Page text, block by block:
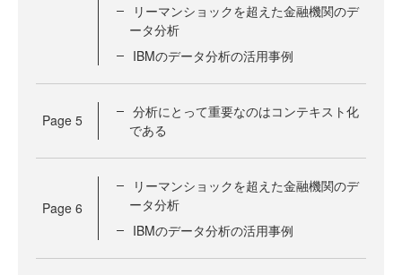
リーマンショックを超えた金融機関のデ
ータ分析
IBMのデータ分析の活用事例
Page 5
分析にとって重要なのはコンテキスト化
である
Page 6
リーマンショックを超えた金融機関のデ
ータ分析
IBMのデータ分析の活用事例